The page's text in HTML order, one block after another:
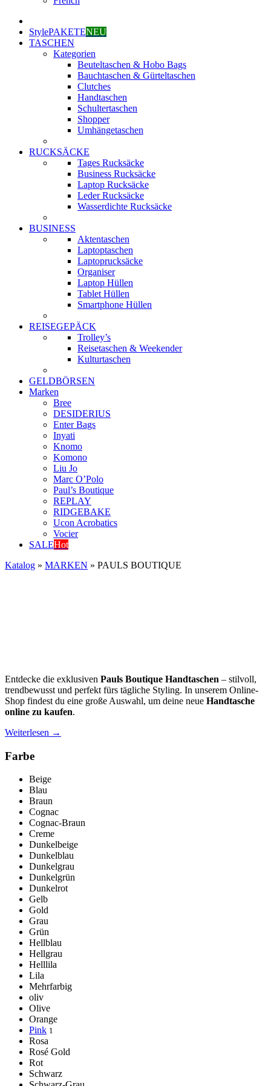
StylePAKETENEU
TASCHEN
Kategorien
Beuteltaschen & Hobo Bags
Bauchtaschen & Gürteltaschen
Clutches
Handtaschen
Schultertaschen
Shopper
Umhängetaschen
RUCKSÄCKE
Tages Rucksäcke
Business Rucksäcke
Laptop Rucksäcke
Leder Rucksäcke
Wasserdichte Rucksäcke
BUSINESS
Aktentaschen
Laptoptaschen
Laptoprucksäcke
Organiser
Laptop Hüllen
Tablet Hüllen
Smartphone Hüllen
REISEGEPÄCK
Trolley’s
Reisetaschen & Weekender
Kulturtaschen
GELDBÖRSEN
Marken
Bree
DESIDERIUS
Enter Bags
Inyati
Knomo
Komono
Liu Jo
Marc O’Polo
Paul’s Boutique
REPLAY
RIDGEBAKE
Ucon Acrobatics
Vocier
SALEHot
Katalog » MARKEN » PAULS BOUTIQUE
Entdecke die exklusiven Pauls Boutique Handtaschen – stilvoll,
trendbewusst und perfekt fürs tägliche Styling. In unserem Online-
Shop findest du eine große Auswahl, um deine neue Handtasche
online zu kaufen.
Weiterlesen →
Farbe
Beige
Blau
Braun
Cognac
Cognac-Braun
Creme
Dunkelbeige
Dunkelblau
Dunkelgrau
Dunkelgrün
Dunkelrot
Gelb
Gold
Grau
Grün
Hellblau
Hellgrau
Helllila
Lila
Mehrfarbig
oliv
Olive
Orange
Pink 1
Rosa
Rosé Gold
Rot
Schwarz